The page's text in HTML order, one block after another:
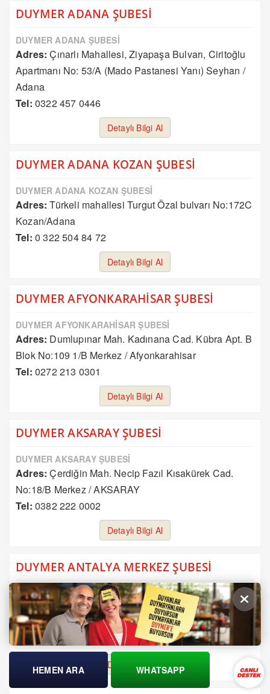
DUYMER ADANA ŞUBESİ
DUYMER ADANA ŞUBESİ
Adres: Çınarlı Mahallesi, Ziyapaşa Bulvarı, Ciritoğlu
Apartmanı No: 53/A (Mado Pastanesi Yanı) Seyhan /
Adana
Tel: 0322 457 0446
Detaylı Bilgi Al
DUYMER ADANA KOZAN ŞUBESİ
DUYMER ADANA KOZAN ŞUBESİ
Adres: Türkeli mahallesi Turgut Özal bulvarı No:172C
Kozan/Adana
Tel: 0 322 504 84 72
Detaylı Bilgi Al
DUYMER AFYONKARAHİSAR ŞUBESİ
DUYMER AFYONKARAHİSAR ŞUBESİ
Adres: Dumlupınar Mah. Kadınana Cad. Kübra Apt. B
Blok No:109 1/B Merkez / Afyonkarahisar
Tel: 0272 213 0301
Detaylı Bilgi Al
DUYMER AKSARAY ŞUBESİ
DUYMER AKSARAY ŞUBESİ
Adres: Çerdiğin Mah. Necip Fazıl Kısakürek Cad.
No:18/B Merkez / AKSARAY
Tel: 0382 222 0002
Detaylı Bilgi Al
DUYMER ANTALYA MERKEZ ŞUBESİ
DUYMER ANTALYA MERKEZ ŞUBESİ
Adres:Memurevleri Mahallesi, Güllük Caddesi Aktaş
Apt. No:131/1 Muratpaşa / Antalya
Tel:0242 343 2441
Detaylı Bilgi Al
HEMEN ARA WHATSAPP